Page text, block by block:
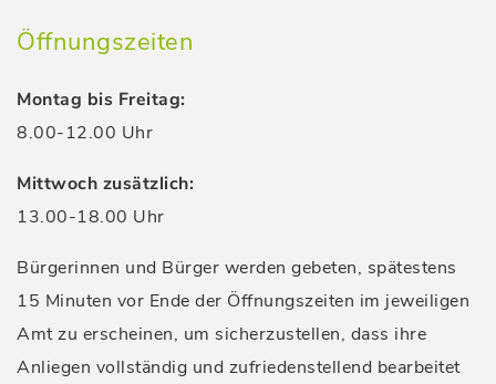
Öffnungszeiten
Montag bis Freitag:
8.00-12.00 Uhr
Mittwoch zusätzlich:
13.00-18.00 Uhr
Bürgerinnen und Bürger werden gebeten, spätestens
15 Minuten vor Ende der Öffnungszeiten im jeweiligen
Amt zu erscheinen, um sicherzustellen, dass ihre
Anliegen vollständig und zufriedenstellend bearbeitet